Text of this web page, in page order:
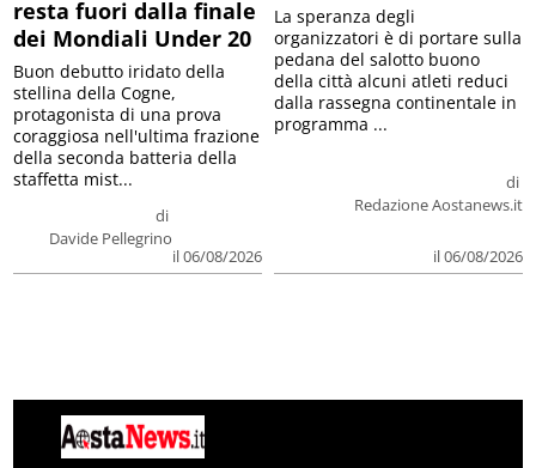
resta fuori dalla finale
dei Mondiali Under 20
di
Davide Pellegrino
il 06/08/2026
Buon debutto iridato della
stellina della Cogne,
protagonista di una prova
coraggiosa nell'ultima frazione
della seconda batteria della
staffetta mist...
di
Redazione Aostanews.it
il 06/08/2026
La speranza degli
organizzatori è di portare sulla
pedana del salotto buono
della città alcuni atleti reduci
dalla rassegna continentale in
programma ...